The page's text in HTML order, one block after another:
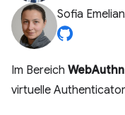
Sofia
Im Bereich WebAuthn
virtuelle